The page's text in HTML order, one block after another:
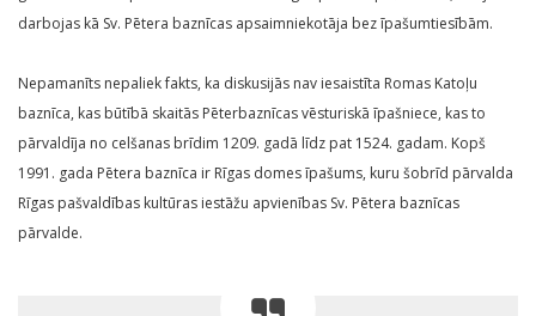
darbojas kā Sv. Pētera baznīcas apsaimniekotāja bez īpašumtiesībām.
Nepamanīts nepaliek fakts, ka diskusijās nav iesaistīta Romas Katoļu
baznīca, kas būtībā skaitās Pēterbaznīcas vēsturiskā īpašniece, kas to
pārvaldīja no celšanas brīdim 1209. gadā līdz pat 1524. gadam. Kopš
1991. gada Pētera baznīca ir Rīgas domes īpašums, kuru šobrīd pārvalda
Rīgas pašvaldības kultūras iestāžu apvienības Sv. Pētera baznīcas
pārvalde.